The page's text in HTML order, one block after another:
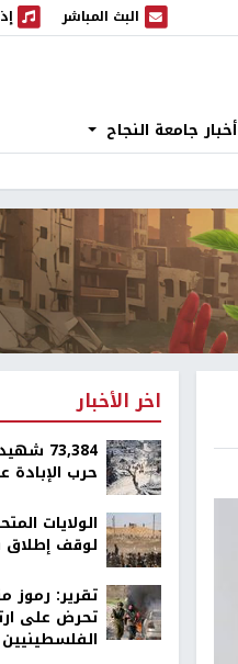
البث المباشر
البث المباشر إذاعة
أخبار جامعة النجاح
اخر الأخبار
حرب
الولايات
لوقف إطلاق
تقرير: رموز
تحرض على
الفلسطينيين